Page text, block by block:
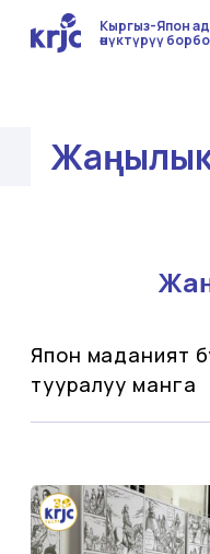
Кыргыз-Япон
өнүктүрүү
Япон маданият
тууралуу манга